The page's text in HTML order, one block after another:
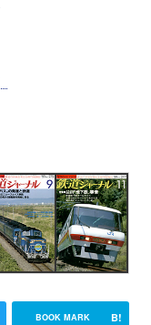
BOOK MARK B!